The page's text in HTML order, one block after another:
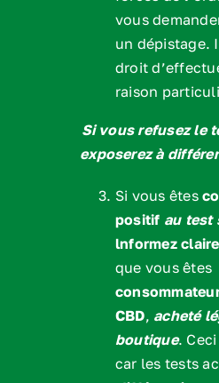
vous
un dépistage.
droit
raison
Si vous refusez le
exposerez à
Si vous êtes
positif au test
lnformez
que vous êtes
CBD, acheté
boutique.
car les tests